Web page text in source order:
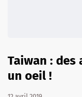
Taiwan : des
un oeil !